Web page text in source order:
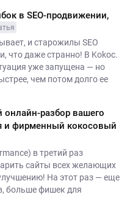
в SEO-продвижении,
и старожилы SEO
что даже странно! В Kokoc.
уже запущена — но
чем потом долго ее
онлайн-разбор вашего
и фирменный кокосовый
в третий раз
сайты всех желающих
На этот раз — еще
больше фишек для